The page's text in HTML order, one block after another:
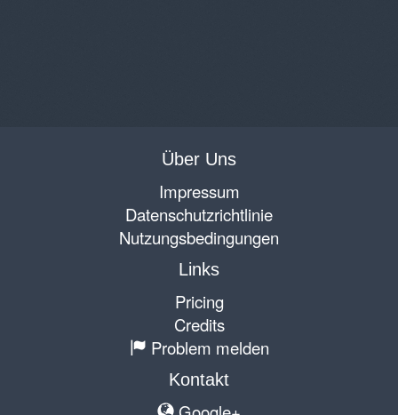
Über Uns
Impressum
Datenschutzrichtlinie
Nutzungsbedingungen
Links
Pricing
Credits
Problem melden
Kontakt